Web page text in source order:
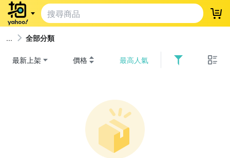
登
全部分類
最新上架 價格 最高人氣